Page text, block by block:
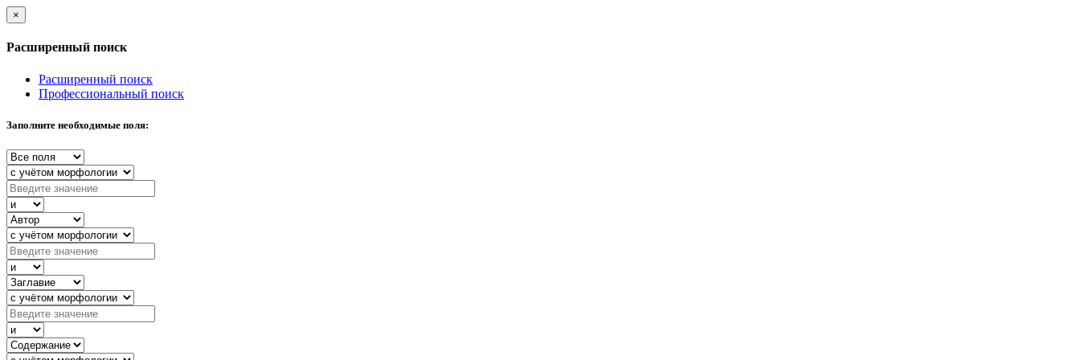
×
Расширенный поиск
Расширенный поиск
Профессиональный поиск
Заполните необходимые поля: